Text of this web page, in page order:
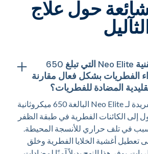
حول علاج
كيف تعالج تقنية Neo Elite التي تبلغ 650
الفطريات بشكل فعال مقارنة
المضادة للفطريات؟
تخترق مدة النبض الفريدة لـ Neo Elite البالغة 650 ميكروثانية
إلى الكائنات الفطرية في طبقة الظفر
في تلف حراري للأنسجة المحيطة.
تعطيل أغشية الخلايا الفطرية وخلق